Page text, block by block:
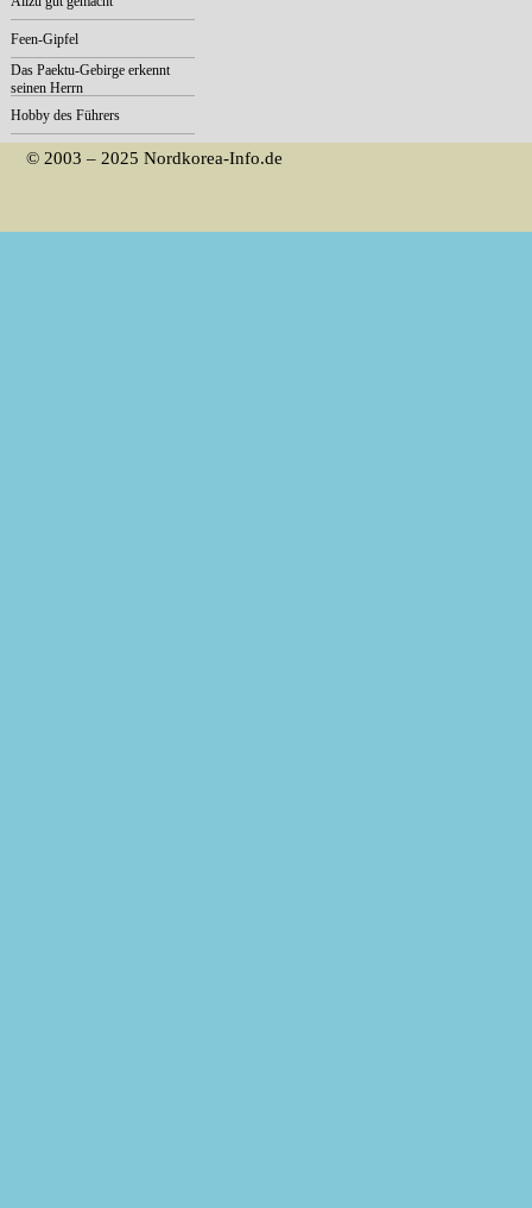
Feen-Gipfel
Das Paektu-Gebirge erkennt
seinen Herrn
Hobby des Führers
© 2003 – 2025 Nordkorea-Info.de